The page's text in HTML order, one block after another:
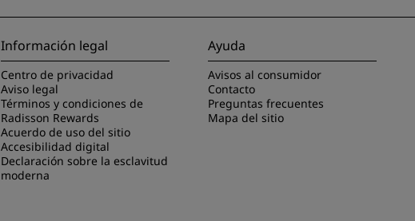
Información legal
Centro de privacidad
Aviso legal
Términos y condiciones de
Radisson Rewards
Acuerdo de uso del sitio
Accesibilidad digital
Declaración sobre la esclavitud
moderna
Ayuda
Avisos al consumidor
Contacto
Preguntas frecuentes
Mapa del sitio